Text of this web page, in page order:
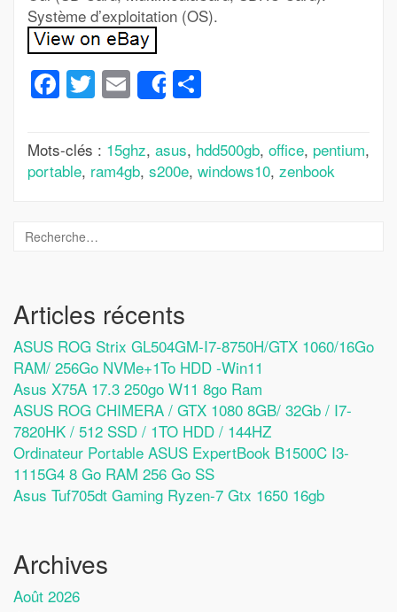
Système d’exploitation (OS).
Facebook
Twitter
Email
Share
Mots-clés : 15ghz, asus, hdd500gb, office, pentium,
portable, ram4gb, s200e, windows10, zenbook
Articles récents
ASUS ROG Strix GL504GM-I7-8750H/GTX 1060/16Go
RAM/ 256Go NVMe+1To HDD -Win11
Asus X75A 17.3 250go W11 8go Ram
ASUS ROG CHIMERA / GTX 1080 8GB/ 32Gb / I7-
7820HK / 512 SSD / 1TO HDD / 144HZ
Ordinateur Portable ASUS ExpertBook B1500C I3-
1115G4 8 Go RAM 256 Go SS
Asus Tuf705dt Gaming Ryzen-7 Gtx 1650 16gb
Archives
Août 2026